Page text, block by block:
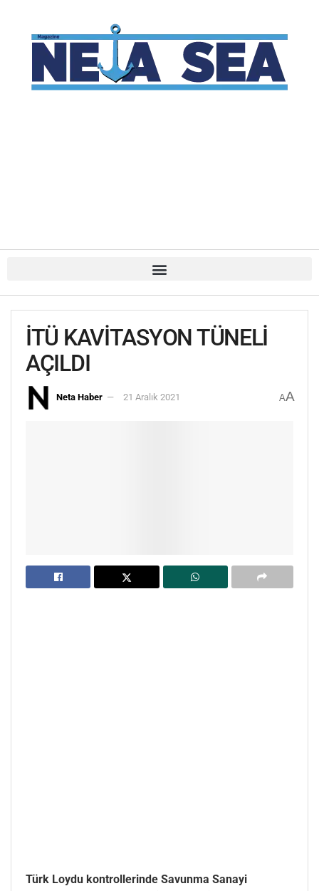
İTÜ KAVİTASYON TÜNELİ
AÇILDI
Neta Haber 21 Aralık 2021 AA
Türk Loydu kontrollerinde Savunma Sanayi